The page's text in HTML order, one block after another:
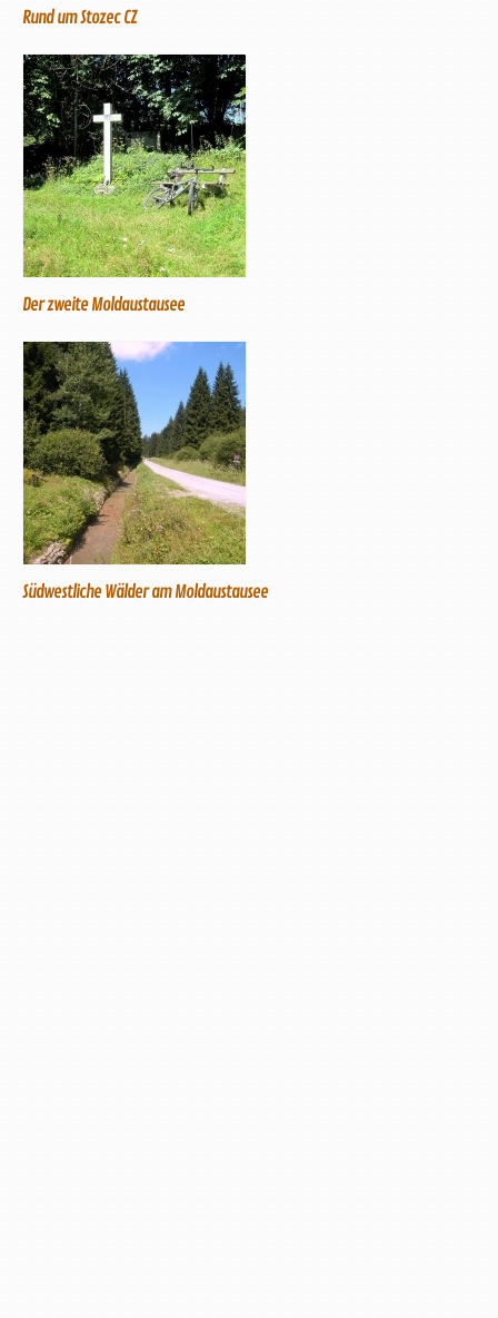
Rund um Stozec CZ
Der zweite Moldaustausee
Südwestliche Wälder am Moldaustausee